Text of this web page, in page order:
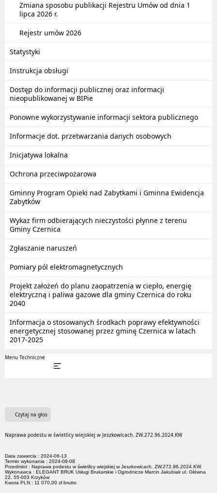
Zmiana sposobu publikacji Rejestru Umów od dnia 1
lipca 2026 r.
Rejestr umów 2026
Statystyki
Instrukcja obsługi
Dostęp do informacji publicznej oraz informacji
nieopublikowanej w BIPie
Ponowne wykorzystywanie informacji sektora publicznego
Informacje dot. przetwarzania danych osobowych
Inicjatywa lokalna
Ochrona przeciwpożarowa
Gminny Program Opieki nad Zabytkami i Gminna Ewidencja
Zabytków
Wykaz firm odbierających nieczystości płynne z terenu
Gminy Czernica
Zgłaszanie naruszeń
Pomiary pól elektromagnetycznych
Projekt założeń do planu zaopatrzenia w ciepło, energię
elektryczną i paliwa gazowe dla gminy Czernica do roku
2040
Informacja o stosowanych środkach poprawy efektywności
energetycznej stosowanej przez gminę Czernica w latach
2017-2025
Menu Techniczne
Czytaj na głos
Naprawa podestu w świetlicy wiejskiej w Jeszkowicach. ZW.272.96.2024.KW
Data zawarcia : 2024-06-13
Termin wykonania : 2024-08-08
Przedmiot : Naprawa podestu w świetlicy wiejskiej w Jeszkowicach. ZW.272.96.2024.KW
Wykonawca : ELEGANT BRUK Usługi Brukarskie i Ogrodnicze Marcin Jakubiak ul. Główna
22, 55-003 Krzyków
Kwota PLN : 11 070,00 zł brutto